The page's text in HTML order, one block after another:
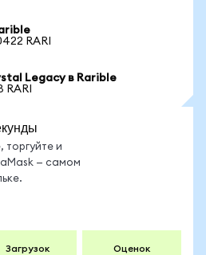
RARI
Legacy в Rarible
RARI
торгуйте и
— самом
Загрузок Оценок